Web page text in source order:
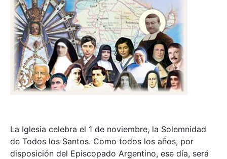
La Iglesia celebra el 1 de noviembre, la Solemnidad
de Todos los Santos. Como todos los años, por
disposición del Episcopado Argentino, ese día, será